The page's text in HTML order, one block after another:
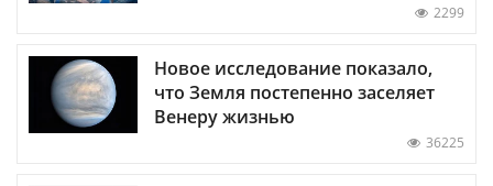
2299
Новое исследование показало,
что Земля постепенно заселяет
Венеру жизнью
36225